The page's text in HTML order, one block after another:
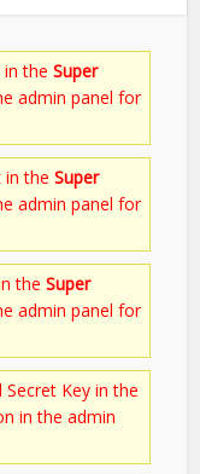
in theSuper
admin panel for
in theSuper
admin panel for
theSuper
admin panel for
Key in the
in the admin